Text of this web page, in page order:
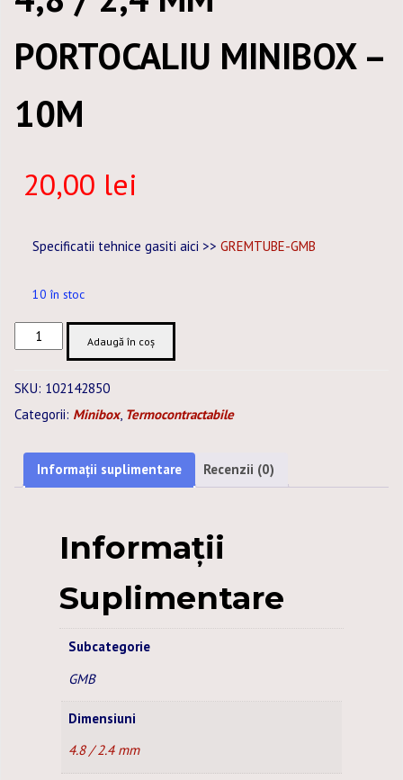
PORTOCALIU MINIBOX –
10M
20,00 lei
Specificatii tehnice gasiti aici >> GREMTUBE-GMB
10 în stoc
Cantitate
TUB
4,8
/
MM
PORTOCALIU
Adaugă în coș
SKU: 102142850
Categorii: Minibox, Termocontractabile
Informații suplimentare Recenzii (0)
Informații
Suplimentare
Subcategorie
GMB
Dimensiuni
4.8 / 2.4 mm